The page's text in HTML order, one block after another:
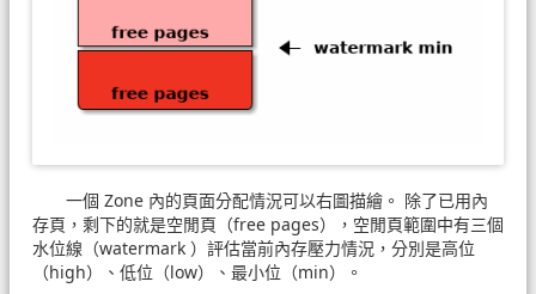
一個 Zone 內的頁面分配情況可以右圖描繪。 除了已用內
存頁，剩下的就是空閒頁（free pages），空閒頁範圍中有三個
水位線（watermark ）評估當前內存壓力情況，分別是高位
（high）、低位（low）、最小位（min）。